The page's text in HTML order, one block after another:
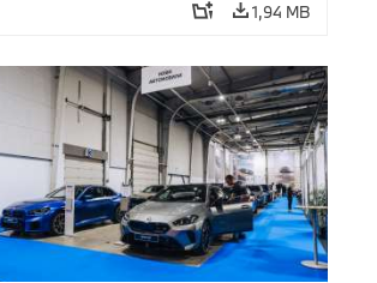
1,94 MB